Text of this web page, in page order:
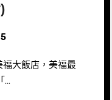
…